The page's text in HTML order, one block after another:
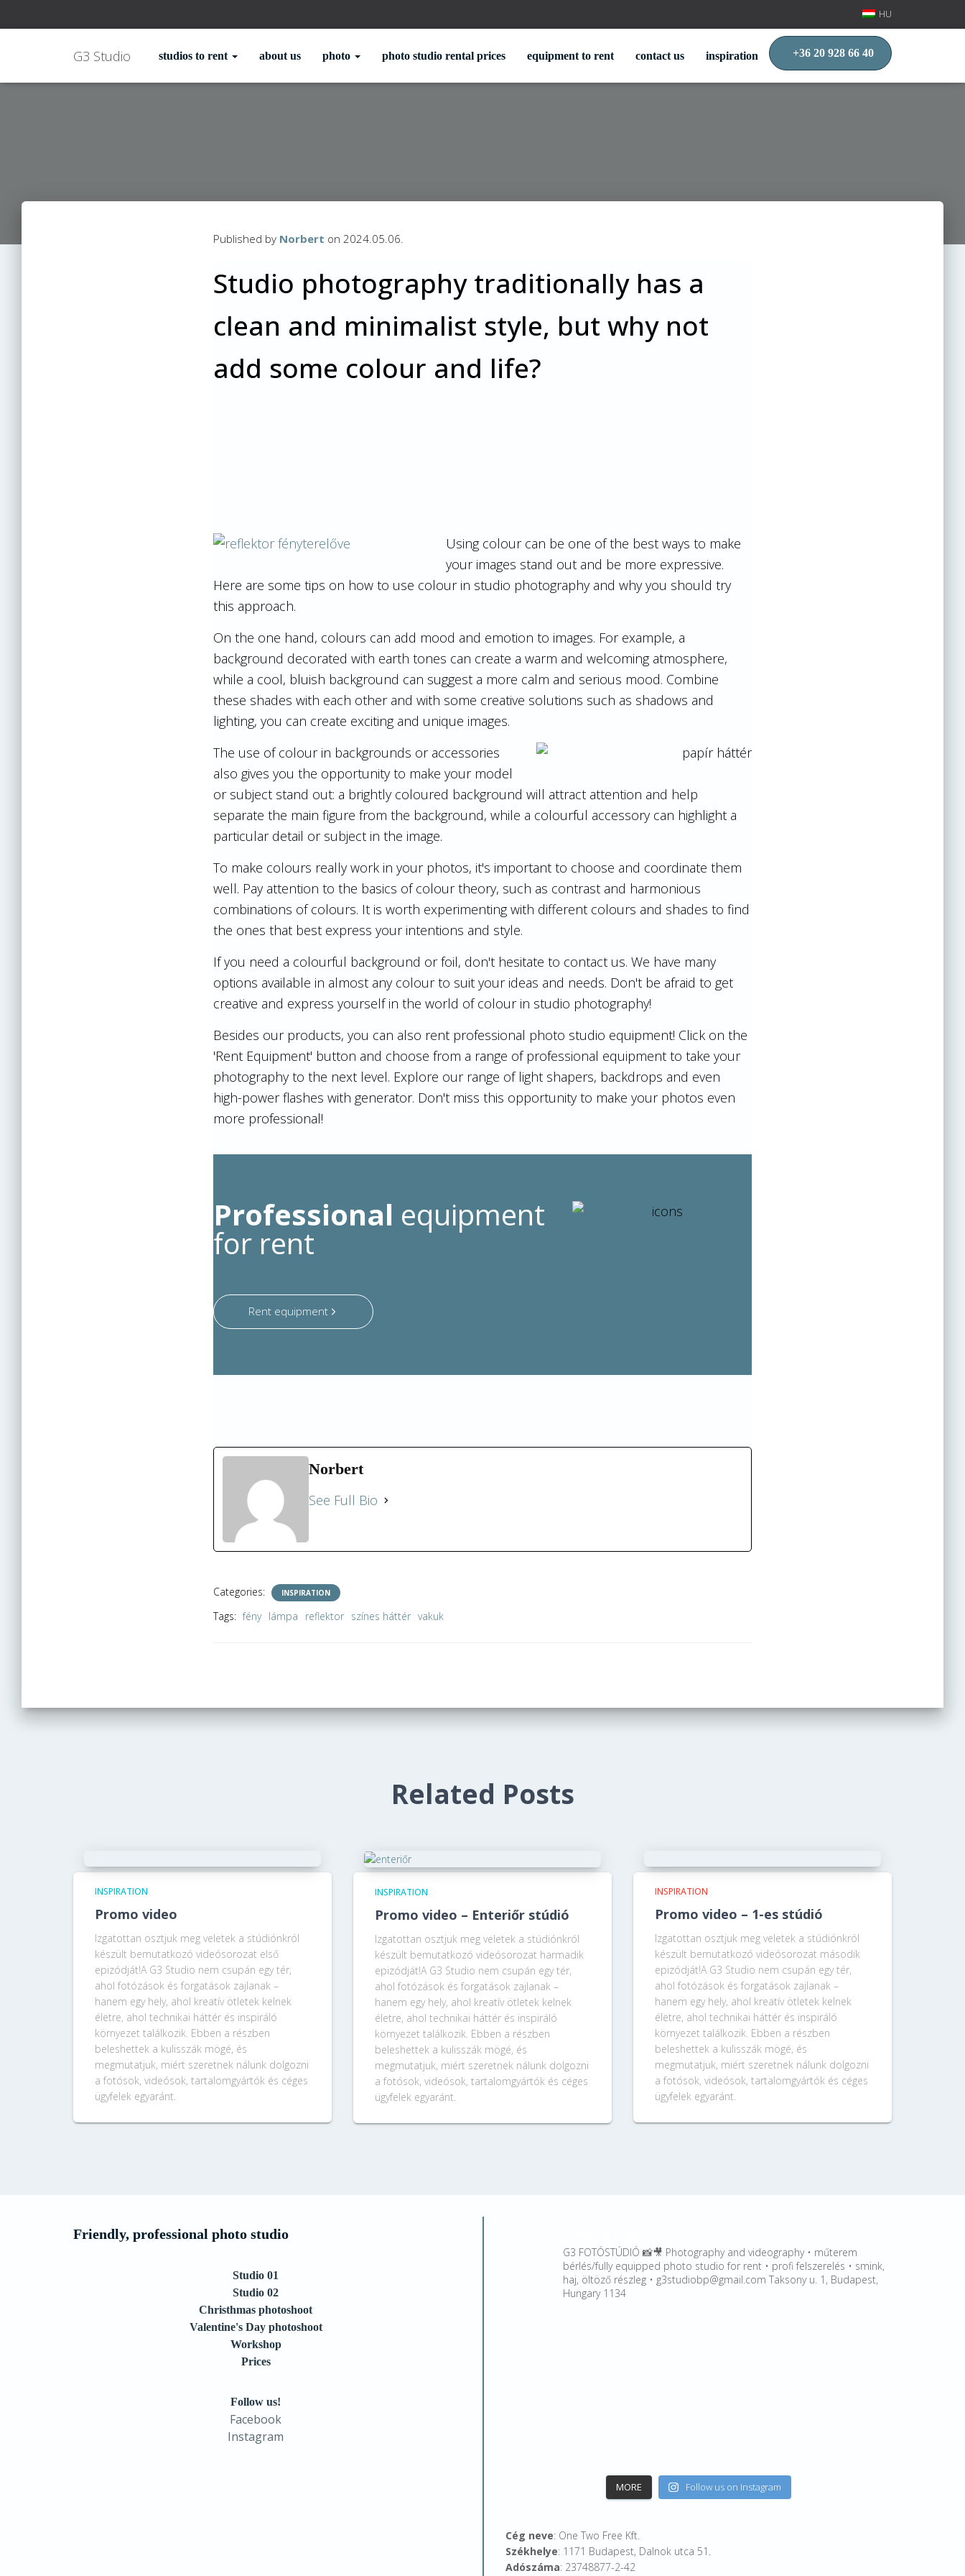
HU
G3 Studio studios to rent about us photo photo studio rental prices equipment to rent contact us inspiration +36 20 928 66 40
Published by Norbert on 2024.05.06.
Studio photography traditionally has a
clean and minimalist style, but why not
add some colour and life?
Using colour can be one of the best ways to make
your images stand out and be more expressive.
Here are some tips on how to use colour in studio photography and why you should try
this approach.
On the one hand, colours can add mood and emotion to images. For example, a
background decorated with earth tones can create a warm and welcoming atmosphere,
while a cool, bluish background can suggest a more calm and serious mood. Combine
these shades with each other and with some creative solutions such as shadows and
lighting, you can create exciting and unique images.
The use of colour in backgrounds or accessories
also gives you the opportunity to make your model
or subject stand out: a brightly coloured background will attract attention and help
separate the main figure from the background, while a colourful accessory can highlight a
particular detail or subject in the image.
To make colours really work in your photos, it's important to choose and coordinate them
well. Pay attention to the basics of colour theory, such as contrast and harmonious
combinations of colours. It is worth experimenting with different colours and shades to find
the ones that best express your intentions and style.
If you need a colourful background or foil, don't hesitate to contact us. We have many
options available in almost any colour to suit your ideas and needs. Don't be afraid to get
creative and express yourself in the world of colour in studio photography!
Besides our products, you can also rent professional photo studio equipment! Click on the
'Rent Equipment' button and choose from a range of professional equipment to take your
photography to the next level. Explore our range of light shapers, backdrops and even
high-power flashes with generator. Don't miss this opportunity to make your photos even
more professional!
Professional equipment
for rent
Rent equipment
Norbert
See Full Bio
Categories: INSPIRATION
Tags: fény lámpa reflektor színes háttér vakuk
Related Posts
INSPIRATION
Promo video
Izgatottan osztjuk meg veletek a stúdiónkról
készült bemutatkozó videósorozat első
epizódját!A G3 Studio nem csupán egy tér,
ahol fotózások és forgatások zajlanak –
hanem egy hely, ahol kreatív ötletek kelnek
életre, ahol technikai háttér és inspiráló
környezet találkozik. Ebben a részben
beleshettek a kulisszák mögé, és
megmutatjuk, miért szeretnek nálunk dolgozni
a fotósok, videósok, tartalomgyártók és céges
ügyfelek egyaránt.
INSPIRATION
Promo video – Enteriőr stúdió
Izgatottan osztjuk meg veletek a stúdiónkról
készült bemutatkozó videósorozat harmadik
epizódját!A G3 Studio nem csupán egy tér,
ahol fotózások és forgatások zajlanak –
hanem egy hely, ahol kreatív ötletek kelnek
életre, ahol technikai háttér és inspiráló
környezet találkozik. Ebben a részben
beleshettek a kulisszák mögé, és
megmutatjuk, miért szeretnek nálunk dolgozni
a fotósok, videósok, tartalomgyártók és céges
ügyfelek egyaránt.
INSPIRATION
Promo video – 1-es stúdió
Izgatottan osztjuk meg veletek a stúdiónkról
készült bemutatkozó videósorozat második
epizódját!A G3 Studio nem csupán egy tér,
ahol fotózások és forgatások zajlanak –
hanem egy hely, ahol kreatív ötletek kelnek
életre, ahol technikai háttér és inspiráló
környezet találkozik. Ebben a részben
beleshettek a kulisszák mögé, és
megmutatjuk, miért szeretnek nálunk dolgozni
a fotósok, videósok, tartalomgyártók és céges
ügyfelek egyaránt.
Friendly, professional photo studio
Studio 01
Studio 02
Christhmas photoshoot
Valentine's Day photoshoot
Workshop
Prices
Follow us!
Facebook
Instagram
G3 FOTÓSTÚDIÓ 📸🎥 Photography and videography • műterem
bérlés/fully equipped photo studio for rent • profi felszerelés • smink,
haj, öltöző részleg • g3studiobp@gmail.com Taksony u. 1, Budapest,
Hungary 1134
MORE Follow us on Instagram
Cég neve: One Two Free Kft.
Székhelye: 1171 Budapest, Dalnok utca 51.
Adószáma: 23748877-2-42